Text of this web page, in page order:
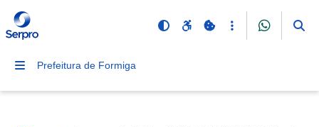
Prefeitura de Formiga